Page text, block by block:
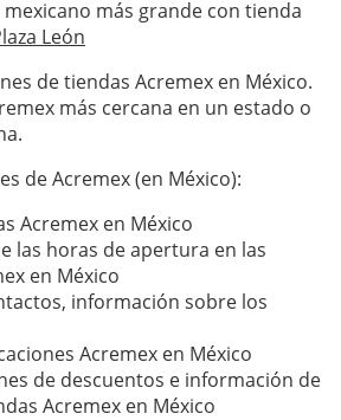
más grande con tienda
León
de tiendas Acremex en México.
más cercana en un estado o
de Acremex (en México):
Acremex en México
las horas de apertura en las
en México
información sobre los
Acremex en México
de descuentos e información de
Acremex en México